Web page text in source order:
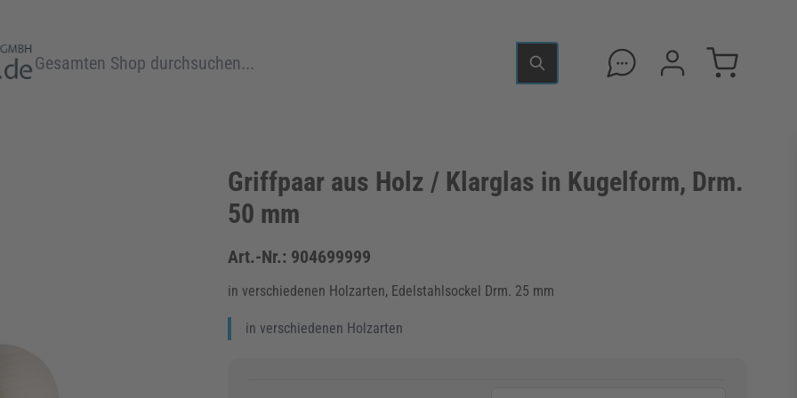
Griffpaar aus Holz / Klarglas in Kugelform, Drm.
50 mm
Art.-Nr.: 904699999
in verschiedenen Holzarten, Edelstahlsockel Drm. 25 mm
in verschiedenen Holzarten